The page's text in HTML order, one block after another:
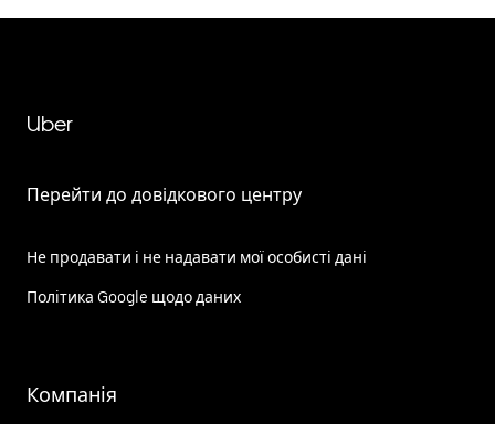
Uber
Перейти до довідкового центру
Не продавати і не надавати мої особисті дані
Політика Google щодо даних
Компанія